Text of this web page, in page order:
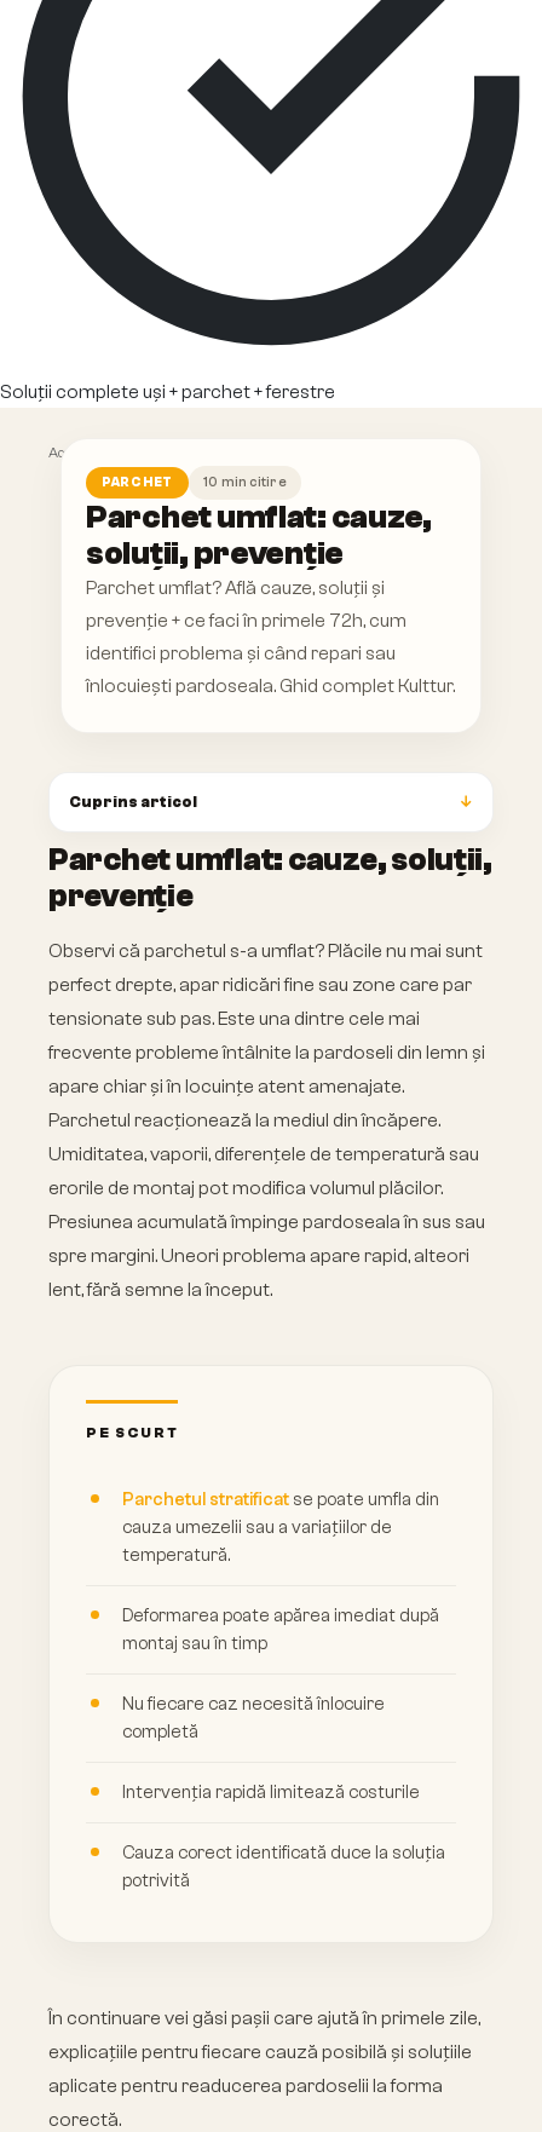
Soluții complete uși + parchet + ferestre
Acasă
PARCHET 10 min citire
Parchet umflat: cauze,
soluții, prevenție
Parchet umflat? Află cauze, soluții și
prevenție + ce faci în primele 72h, cum
identifici problema și când repari sau
înlocuiești pardoseala. Ghid complet Kulttur.
Cuprins articol
Parchet umflat: cauze, soluții,
prevenție
Observi că parchetul s-a umflat? Plăcile nu mai sunt
perfect drepte, apar ridicări fine sau zone care par
tensionate sub pas. Este una dintre cele mai
frecvente probleme întâlnite la pardoseli din lemn și
apare chiar și în locuințe atent amenajate.
Parchetul reacționează la mediul din încăpere.
Umiditatea, vaporii, diferențele de temperatură sau
erorile de montaj pot modifica volumul plăcilor.
Presiunea acumulată împinge pardoseala în sus sau
spre margini. Uneori problema apare rapid, alteori
lent, fără semne la început.
PE SCURT
Parchetul stratificat se poate umfla din
cauza umezelii sau a variațiilor de
temperatură.
Deformarea poate apărea imediat după
montaj sau în timp
Nu fiecare caz necesită înlocuire
completă
Intervenția rapidă limitează costurile
Cauza corect identificată duce la soluția
potrivită
În continuare vei găsi pașii care ajută în primele zile,
explicațiile pentru fiecare cauză posibilă și soluțiile
aplicate pentru readucerea pardoselii la forma
corectă.